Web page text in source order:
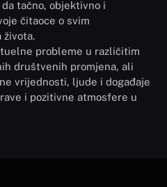
tačno, objektivno i
čitaoce o svim
života.
probleme u različitim
društvenih promjena, ali
vrijednosti, ljude i događaje
i pozitivne atmosfere u